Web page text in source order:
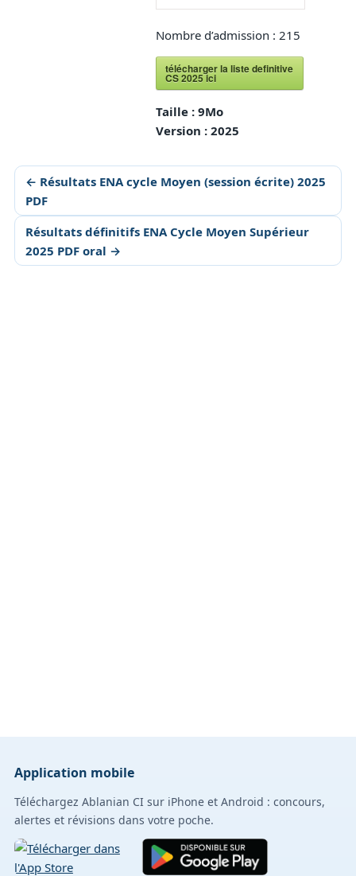
Nombre d’admission : 215
télécharger la liste definitive
CS 2025 ici
Taille :9Mo
Version :2025
← Résultats ENA cycle Moyen (session écrite) 2025
PDF
Résultats définitifs ENA Cycle Moyen Supérieur
2025 PDF oral →
Application mobile
Téléchargez Ablanian CI sur iPhone et Android : concours,
alertes et révisions dans votre poche.